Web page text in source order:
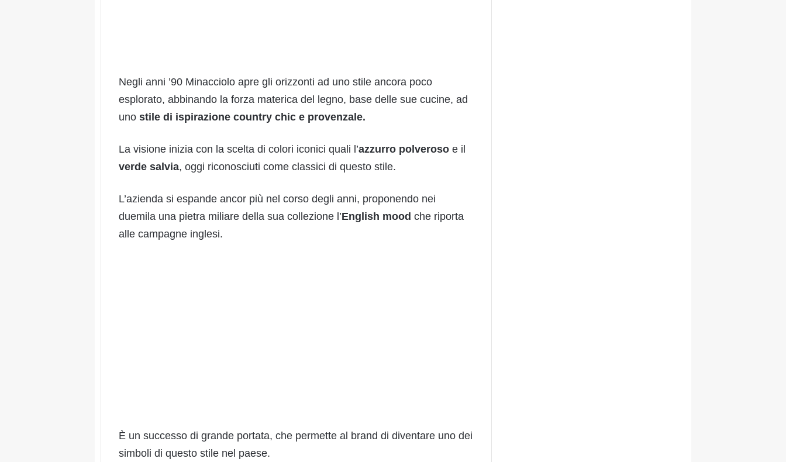
Negli anni ’90 Minacciolo apre gli orizzonti ad uno stile ancora poco
esplorato, abbinando la forza materica del legno, base delle sue cucine, ad
uno stile di ispirazione country chic e provenzale.
La visione inizia con la scelta di colori iconici quali l’azzurro polveroso e il
verde salvia, oggi riconosciuti come classici di questo stile.
L’azienda si espande ancor più nel corso degli anni, proponendo nei
duemila una pietra miliare della sua collezione l’English mood che riporta
alle campagne inglesi.
È un successo di grande portata, che permette al brand di diventare uno dei
simboli di questo stile nel paese.